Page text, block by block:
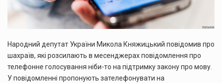
Народний депутат України Микола Княжицький повідомив про
шахраїв, які розсилають в месенджерах повідомлення про
телефонне голосування ніби-то на підтримку закону про мову.
У повідомленні пропонують зателефонувати на